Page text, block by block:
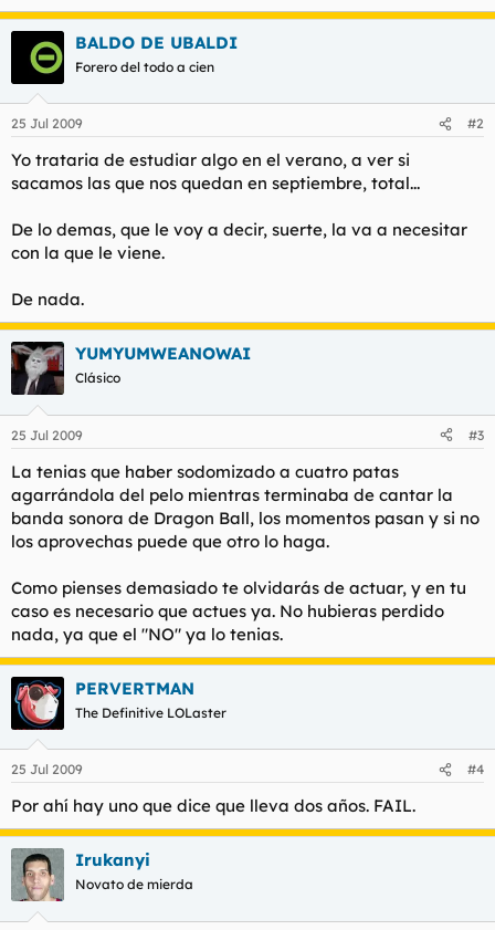
BALDO DE UBALDI
Forero del todo a cien
25 Jul 2009 #2
Yo trataria de estudiar algo en el verano, a ver si
sacamos las que nos quedan en septiembre, total...
De lo demas, que le voy a decir, suerte, la va a necesitar
con la que le viene.
De nada.
YUMYUMWEANOWAI
Clásico
25 Jul 2009 #3
La tenias que haber sodomizado a cuatro patas
agarrándola del pelo mientras terminaba de cantar la
banda sonora de Dragon Ball, los momentos pasan y si no
los aprovechas puede que otro lo haga.
Como pienses demasiado te olvidarás de actuar, y en tu
caso es necesario que actues ya. No hubieras perdido
nada, ya que el "NO" ya lo tenias.
PERVERTMAN
The Definitive LOLaster
25 Jul 2009 #4
Por ahí hay uno que dice que lleva dos años. FAIL.
Irukanyi
Novato de mierda